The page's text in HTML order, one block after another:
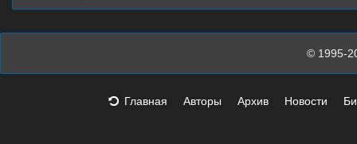
© 1995-
Главная Авторы Архив Новости